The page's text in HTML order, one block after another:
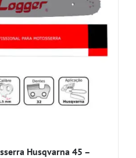
Husqvarna 45 –